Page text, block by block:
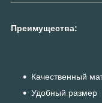
Преимущества:
Качественный
Удобный размер